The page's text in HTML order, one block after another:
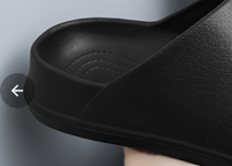
Previous slide